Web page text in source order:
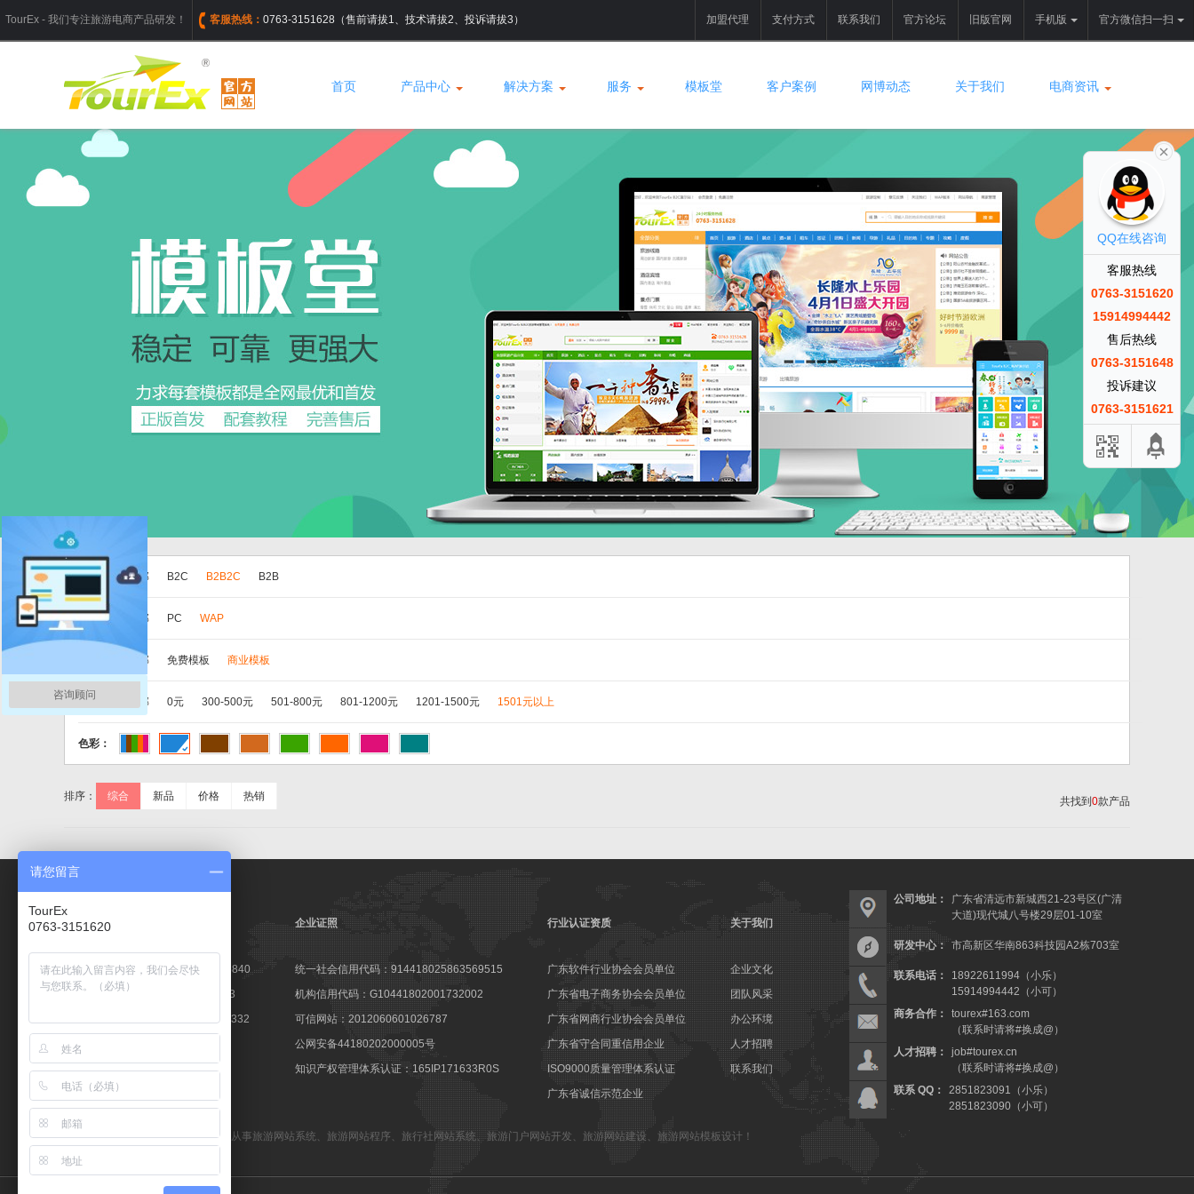
TourEx - 我们专注旅游电商产品研发！ 客服热线： 0763-3151628（售前请拔1、技术请拔2、投诉请拔3） 加盟代理 支付方式 联系我们 官方论坛 旧版官网 手机版 官方微信扫一扫
首页 产品中心 解决方案 服务 模板堂 客户案例 网博动态 关于我们 电商资讯
版本： 全部 B2C B2B2C B2B
分类： 全部 PC WAP
全部 免费模板 商业模板
价格： 全部 0元 300-500元 501-800元 801-1200元 1201-1500元 1501元以上
色彩：
排序： 综合 新品 价格 热销 共找到 0款产品
高新技术企业证书：GR201644003840
软件企业认定证书：粤R-2014-0163
软件产品登记证书：粤DGY-2014-0332
著登字：第0425251号
商标注册证：第10596237号
备案号：粤ICP备09057647号
企业证照
统一社会信用代码：914418025863569515
机构信用代码：G10441802001732002
可信网站：2012060601026787
公网安备44180202000005号
知识产权管理体系认证：165IP171633R0S
行业认证资质
广东软件行业协会会员单位
广东省电子商务协会会员单位
广东省网商行业协会会员单位
广东省守合同重信用企业
ISO9000质量管理体系认证
广东省诚信示范企业
关于我们
企业文化
团队风采
办公环境
人才招聘
联系我们
TourEx旅游网站管理系统—— 专业从事旅游网站系统 旅游网站程序 旅行社网站系统、 旅游门户网站开发 旅游网站建设 旅游网站模板设计 ！
公司地址：
广东省清远市新城西21-23号区(广清
大道)现代城八号楼29层01-10室
研发中心： 市高新区华南863科技园A2栋703室
联系电话：
18922611994（小乐）
15914994442（小可）
商务合作：
tourex#163.com
（联系时请将#换成@）
人才招聘：
job#tourex.cn
（联系时请将#换成@）
联系 QQ：
2851823091（小乐）
2851823090（小可）
QQ在线咨询
客服热线
0763-3151620
15914994442
售后热线
0763-3151648
投诉建议
0763-3151621
咨询顾问
请您留言
TourEx
0763-3151620